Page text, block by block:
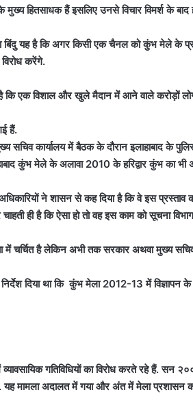
हितसाधक हैं इसलिए उनसे विचार विमर्श के बाद
बिंदु यह है कि अगर किसी एक चैनल को कुंभ मेले के
करेंगे.
है कि एक विशाल और खुले मैदान में आने वाले करोड़ों
हैं.
सचिव कार्यालय में बैठक के दौरान इलाहाबाद के
कुंभ मेले के अलावा 2010 के हरिद्वार कुंभ का
ने शासन से कह दिया है कि वे इस
ही है कि ऐसा हो तो वह इस काम को सूचना
में चर्चित है लेकिन अभी तक सरकार अथवा मुख्य
दिया था कि  कुंभ मेला 2012-13 में
गतिविधियों का विरोध करते रहे हैं.
यह मामला अदालत में गया और अंत में मेला प्रशासन को